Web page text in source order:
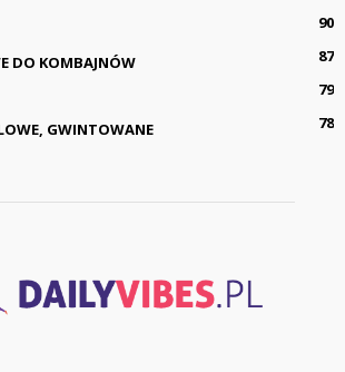
90
DO KOMBAJNÓW
87
79
GWINTOWANE
78